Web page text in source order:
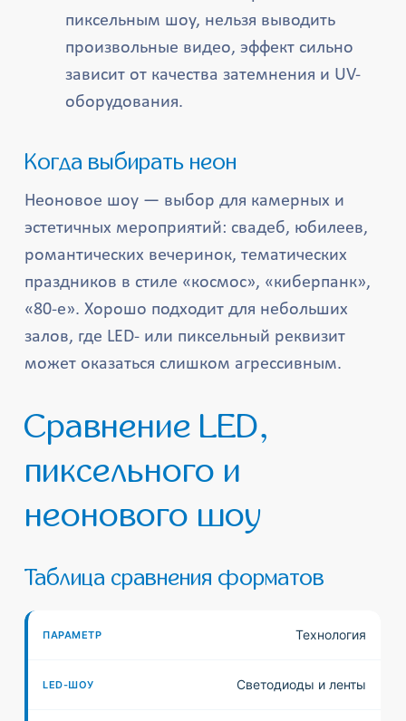
пиксельным шоу, нельзя выводить
произвольные видео, эффект сильно
зависит от качества затемнения и UV-
оборудования.
Когда выбирать неон
Неоновое шоу — выбор для камерных и
эстетичных мероприятий: свадеб, юбилеев,
романтических вечеринок, тематических
праздников в стиле «космос», «киберпанк»,
«80-е». Хорошо подходит для небольших
залов, где LED- или пиксельный реквизит
может оказаться слишком агрессивным.
Сравнение LED,
пиксельного и
неонового шоу
Таблица сравнения форматов
Технология
Светодиоды и ленты